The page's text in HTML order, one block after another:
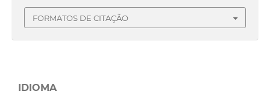
FORMATOS DE CITAÇÃO
IDIOMA